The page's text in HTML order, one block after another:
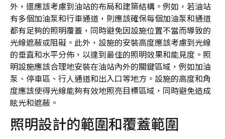
外，還應該考慮到油站的布局和建築結構。例如，若油站
有多個加油泵和行車通道，則應該確保每個加油泵和通道
都有足夠的照明覆蓋，同時避免因設施位置不當而導致的
光線遮蔽或阻礙。此外，設施的安裝高度應該考慮到光線
的垂直和水平分佈，以達到最佳的照明效果和能見度。照
明設施應該合理地安裝在油站內外的關鍵區域，例如加油
泵、停車區、行人通道和出入口等地方。設施的高度和角
度應該使得光線能夠有效地照亮目標區域，同時避免造成
眩光和遮蔽。
照明設計的範圍和覆蓋範圍